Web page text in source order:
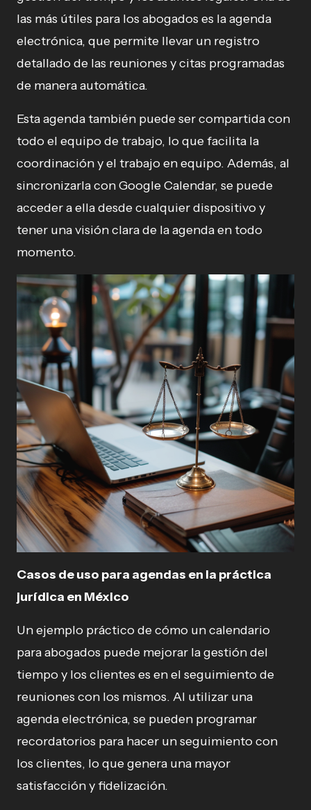
las más útiles para los abogados es la agenda
electrónica, que permite llevar un registro
detallado de las reuniones y citas programadas
de manera automática.
Esta agenda también puede ser compartida con
todo el equipo de trabajo, lo que facilita la
coordinación y el trabajo en equipo. Además, al
sincronizarla con Google Calendar, se puede
acceder a ella desde cualquier dispositivo y
tener una visión clara de la agenda en todo
momento.
Casos de uso para agendas en la práctica
jurídica en México
Un ejemplo práctico de cómo un calendario
para abogados puede mejorar la gestión del
tiempo y los clientes es en el seguimiento de
reuniones con los mismos. Al utilizar una
agenda electrónica, se pueden programar
recordatorios para hacer un seguimiento con
los clientes, lo que genera una mayor
satisfacción y fidelización.